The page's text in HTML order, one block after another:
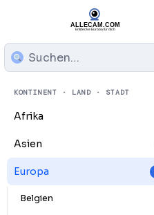
KONTINENT · LAND · STADT
Afrika
Asien
Europa
Belgien